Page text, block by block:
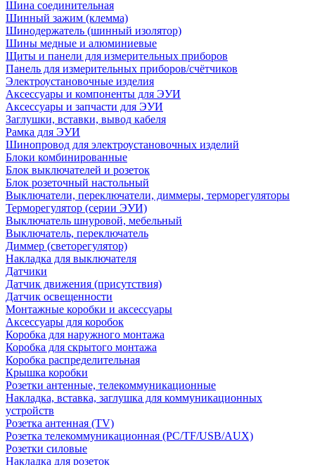
Шина соединительная
Шинный зажим (клемма)
Шинодержатель (шинный изолятор)
Шины медные и алюминиевые
Щиты и панели для измерительных приборов
Панель для измерительных приборов/счётчиков
Электроустановочные изделия
Аксессуары и компоненты для ЭУИ
Аксессуары и запчасти для ЭУИ
Заглушки, вставки, вывод кабеля
Рамка для ЭУИ
Шинопровод для электроустановочных изделий
Блоки комбинированные
Блок выключателей и розеток
Блок розеточный настольный
Выключатели, переключатели, диммеры, терморегуляторы
Терморегулятор (серии ЭУИ)
Выключатель шнуровой, мебельный
Выключатель, переключатель
Диммер (светорегулятор)
Накладка для выключателя
Датчики
Датчик движения (присутствия)
Датчик освещенности
Монтажные коробки и аксессуары
Аксессуары для коробок
Коробка для наружного монтажа
Коробка для скрытого монтажа
Коробка распределительная
Крышка коробки
Розетки антенные, телекоммуникационные
Накладка, вставка, заглушка для коммуникационных
устройств
Розетка антенная (TV)
Розетка телекоммуникационная (PC/TF/USB/AUX)
Розетки силовые
Накладка для розеток